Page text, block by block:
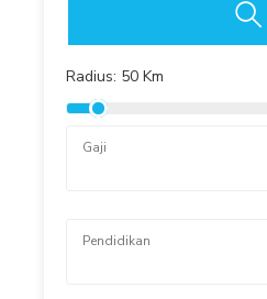
Radius: 50 Km